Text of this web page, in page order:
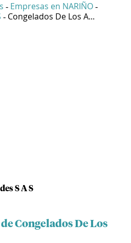
- Empresas en NARIÑO -
- Congelados De Los A...
S A S
Congelados De Los